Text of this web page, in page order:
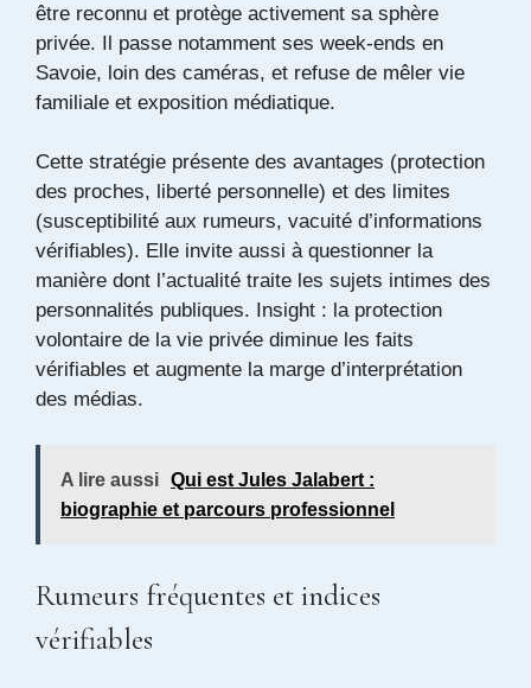
être reconnu et protège activement sa sphère
privée. Il passe notamment ses week-ends en
Savoie, loin des caméras, et refuse de mêler vie
familiale et exposition médiatique.
Cette stratégie présente des avantages (protection
des proches, liberté personnelle) et des limites
(susceptibilité aux rumeurs, vacuité d’informations
vérifiables). Elle invite aussi à questionner la
manière dont l’actualité traite les sujets intimes des
personnalités publiques. Insight : la protection
volontaire de la vie privée diminue les faits
vérifiables et augmente la marge d’interprétation
des médias.
A lire aussi Qui est Jules Jalabert :
biographie et parcours professionnel
Rumeurs fréquentes et indices
vérifiables